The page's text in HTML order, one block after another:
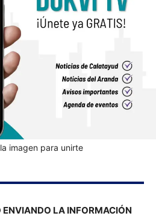
imagen para unirte
LA INFORMACIÓN